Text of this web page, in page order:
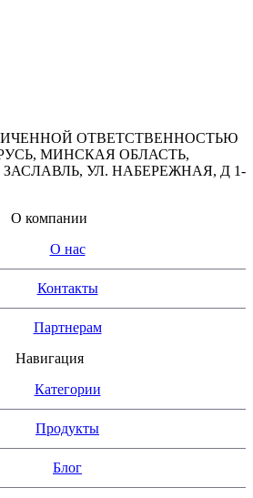
ОТВЕТСТВЕННОСТЬЮ
МИНСКАЯ ОБЛАСТЬ,
УЛ. НАБЕРЕЖНАЯ, Д 1-
О компании
О нас
Контакты
Партнерам
Навигация
Категории
Продукты
Блог